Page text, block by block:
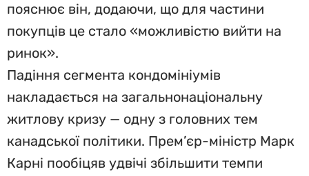
пояснює він, додаючи, що для частини
покупців це стало «можливістю вийти на
ринок».
Падіння сегмента кондомініумів
накладається на загальнонаціональну
житлову кризу — одну з головних тем
канадської політики. Прем’єр-міністр Марк
Карні пообіцяв удвічі збільшити темпи